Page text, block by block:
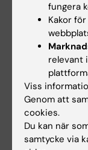
workshops,
och
läggs vid
teoretiska
individnivå.
fungera
Kakor för
relevant
Viss
Genom att
cookies.
Du kan när
samtycke via